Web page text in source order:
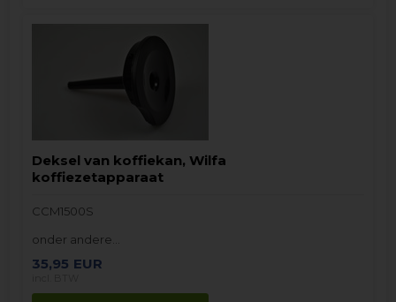
Deksel van koffiekan, Wilfa
koffiezetapparaat
CCM1500S
onder andere…
35,95 EUR